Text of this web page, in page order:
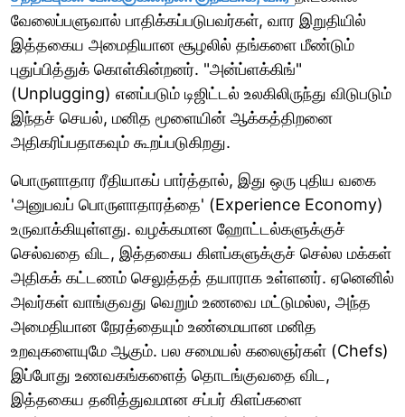
வேலைப்பளுவால் பாதிக்கப்படுபவர்கள், வார இறுதியில்
இத்தகைய அமைதியான சூழலில் தங்களை மீண்டும்
புதுப்பித்துக் கொள்கின்றனர். "அன்ப்ளக்கிங்"
(Unplugging) எனப்படும் டிஜிட்டல் உலகிலிருந்து விடுபடும்
இந்தச் செயல், மனித மூளையின் ஆக்கத்திறனை
அதிகரிப்பதாகவும் கூறப்படுகிறது.
பொருளாதார ரீதியாகப் பார்த்தால், இது ஒரு புதிய வகை
'அனுபவப் பொருளாதாரத்தை' (Experience Economy)
உருவாக்கியுள்ளது. வழக்கமான ஹோட்டல்களுக்குச்
செல்வதை விட, இத்தகைய கிளப்களுக்குச் செல்ல மக்கள்
அதிகக் கட்டணம் செலுத்தத் தயாராக உள்ளனர். ஏனெனில்
அவர்கள் வாங்குவது வெறும் உணவை மட்டுமல்ல, அந்த
அமைதியான நேரத்தையும் உண்மையான மனித
உறவுகளையுமே ஆகும். பல சமையல் கலைஞர்கள் (Chefs)
இப்போது உணவகங்களைத் தொடங்குவதை விட,
இத்தகைய தனித்துவமான சப்பர் கிளப்களை